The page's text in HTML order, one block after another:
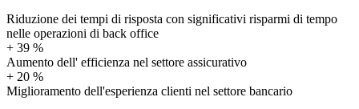
Riduzione dei tempi di risposta con significativi risparmi di tempo
nelle operazioni di back office
+ 39 %
Aumento dell' efficienza nel settore assicurativo
+ 20 %
Miglioramento dell'esperienza clienti nel settore bancario